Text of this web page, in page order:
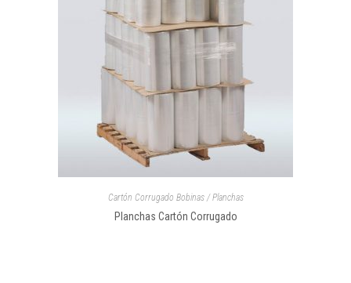
Cartón Corrugado Bobinas / Planchas
Planchas Cartón Corrugado